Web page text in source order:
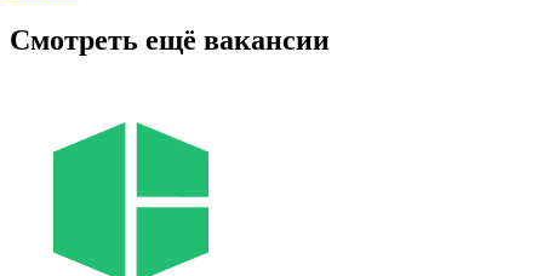
Смотреть ещё вакансии